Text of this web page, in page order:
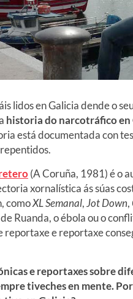
lidos en Galicia dende o
historia do narcotráfico en
está documentada con
(A Coruña, 1981) é o
xornalística ás súas
comoXL Semanal,Jot Down,
Ruanda, o ébola ou o
reportaxe e reportaxe
e reportaxes sobre
tiveches en mente.